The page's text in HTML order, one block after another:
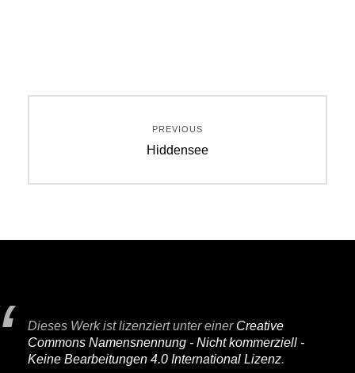
PREVIOUS
Previous
Hiddensee
Dieses Werk ist lizenziert unter einer Creative
Commons Namensnennung - Nicht kommerziell -
Keine Bearbeitungen 4.0 International Lizenz.